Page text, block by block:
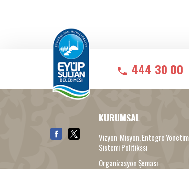
444 30 00
KURUMSAL
Vizyon, Misyon, Entegre Yönetim
Sistemi Politikası
Organizasyon Şeması